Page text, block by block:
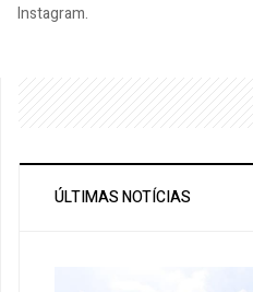
Instagram.
ÚLTIMAS NOTÍCIAS